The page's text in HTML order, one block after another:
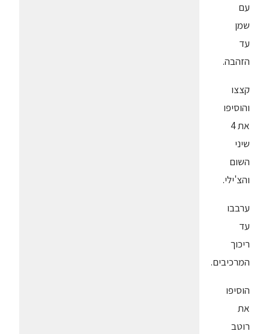
עם
שמן
עד
הזהבה.
קצצו
והוסיפו
את 4
שיני
השום
והצ'ילי.
ערבבו
עד
ריכוך
המרכיבים.
הוסיפו
את
רוטב